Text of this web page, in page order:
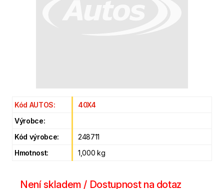
Kód AUTOS:
40X4
Výrobce:
Kód výrobce:
248711
Hmotnost:
1,000 kg
Není skladem / Dostupnost na dotaz